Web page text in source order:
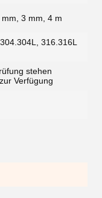
3 mm, 4 m
316.316L
stehen
Verfügung